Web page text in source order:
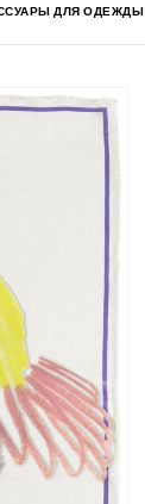
ДЛЯ ОДЕЖДЫ